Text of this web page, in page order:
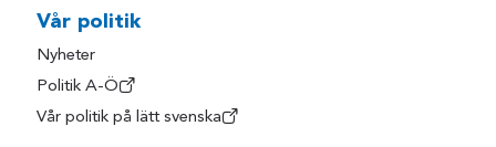
Vår politik
Nyheter
Politik A-Ö
Vår politik på lätt svenska